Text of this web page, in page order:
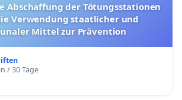
Verwendung staatlicher und
Mittel zur Prävention
/ 30 Tage